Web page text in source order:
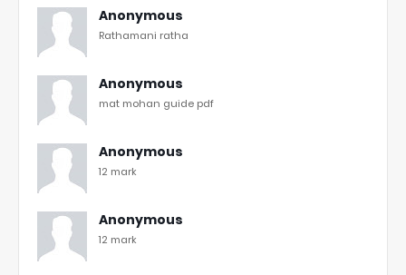
Anonymous
Rathamani ratha
Anonymous
mat mohan guide pdf
Anonymous
12 mark
Anonymous
12 mark